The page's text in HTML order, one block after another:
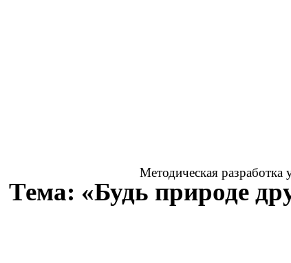
Методическая
Тема: «Будь природе